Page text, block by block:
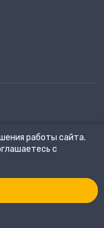
защищены
работы сайта.
с